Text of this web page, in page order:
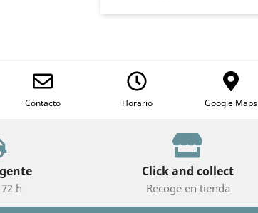
Contacto Horario Google Maps
h
Click and collect
Recoge en tienda